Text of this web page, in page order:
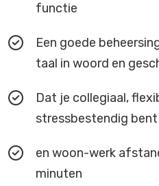
functie
Een goede
taal in woord en
Dat je collegiaal,
stressbestendig bent
en woon-werk
minuten